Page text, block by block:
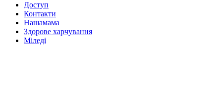
Доступ
Контакти
Нашамама
Здорове харчування
Міледі